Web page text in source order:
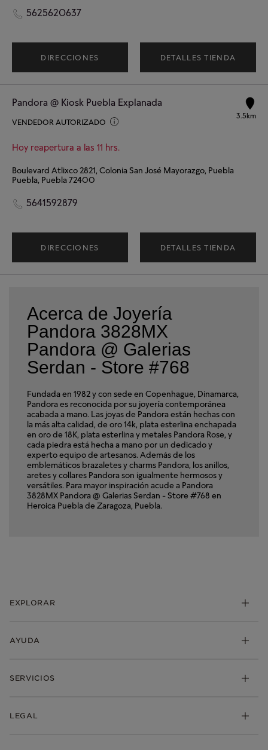
5625620637
DIRECCIONES DETALLES TIENDA
Pandora @ Kiosk Puebla Explanada
VENDEDOR AUTORIZADO
Hoy reapertura a las 11 hrs.
3.5km
Boulevard Atlixco 2821, Colonia San José Mayorazgo, Puebla
Puebla, Puebla 72400
5641592879
DIRECCIONES DETALLES TIENDA
Acerca de Joyería
Pandora 3828MX
Pandora @ Galerias
Serdan - Store #768
Fundada en 1982 y con sede en Copenhague, Dinamarca,
Pandora es reconocida por su joyería contemporánea
acabada a mano. Las joyas de Pandora están hechas con
la más alta calidad, de oro 14k, plata esterlina enchapada
en oro de 18K, plata esterlina y metales Pandora Rose, y
cada piedra está hecha a mano por un dedicado y
experto equipo de artesanos. Además de los
emblemáticos brazaletes y charms Pandora, los anillos,
aretes y collares Pandora son igualmente hermosos y
versátiles. Para mayor inspiración acude a Pandora
3828MX Pandora @ Galerias Serdan - Store #768 en
Heroica Puebla de Zaragoza, Puebla.
EXPLORAR
Aretes
Colecciones
AYUDA
Preguntas Frecuentes
SERVICIOS
LEGAL